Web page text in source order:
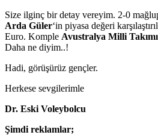
Size ilginç bir detay vereyim. 2-0
Arda Güler‘in piyasa değeri
Euro. Komple Avustralya Milli Takımı
Daha ne diyim..!
Hadi, görüşürüz gençler.
Herkese sevgilerimle
Dr. Eski Voleybolcu
Şimdi reklamlar;